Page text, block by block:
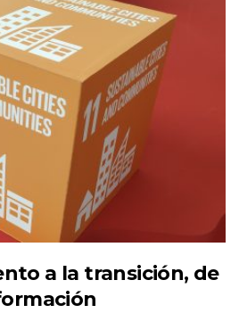
a la transición, de